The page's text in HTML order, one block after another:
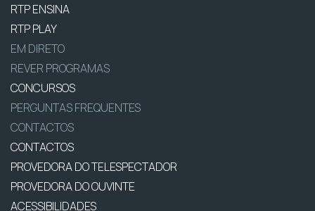
RTP ENSINA
RTP PLAY
EM DIRETO
REVER PROGRAMAS
CONCURSOS
PERGUNTAS FREQUENTES
CONTACTOS
CONTACTOS
PROVEDORA DO TELESPECTADOR
PROVEDORA DO OUVINTE
ACESSIBILIDADES